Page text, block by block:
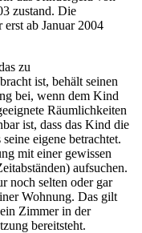
zustand. Die
ab Januar 2004
zu
ist, behält seinen
bei, wenn dem Kind
Räumlichkeiten
ist, dass das Kind die
eigene betrachtet.
mit einer gewissen
aufsuchen.
noch selten oder gar
Wohnung. Das gilt
Zimmer in der
bereitsteht.